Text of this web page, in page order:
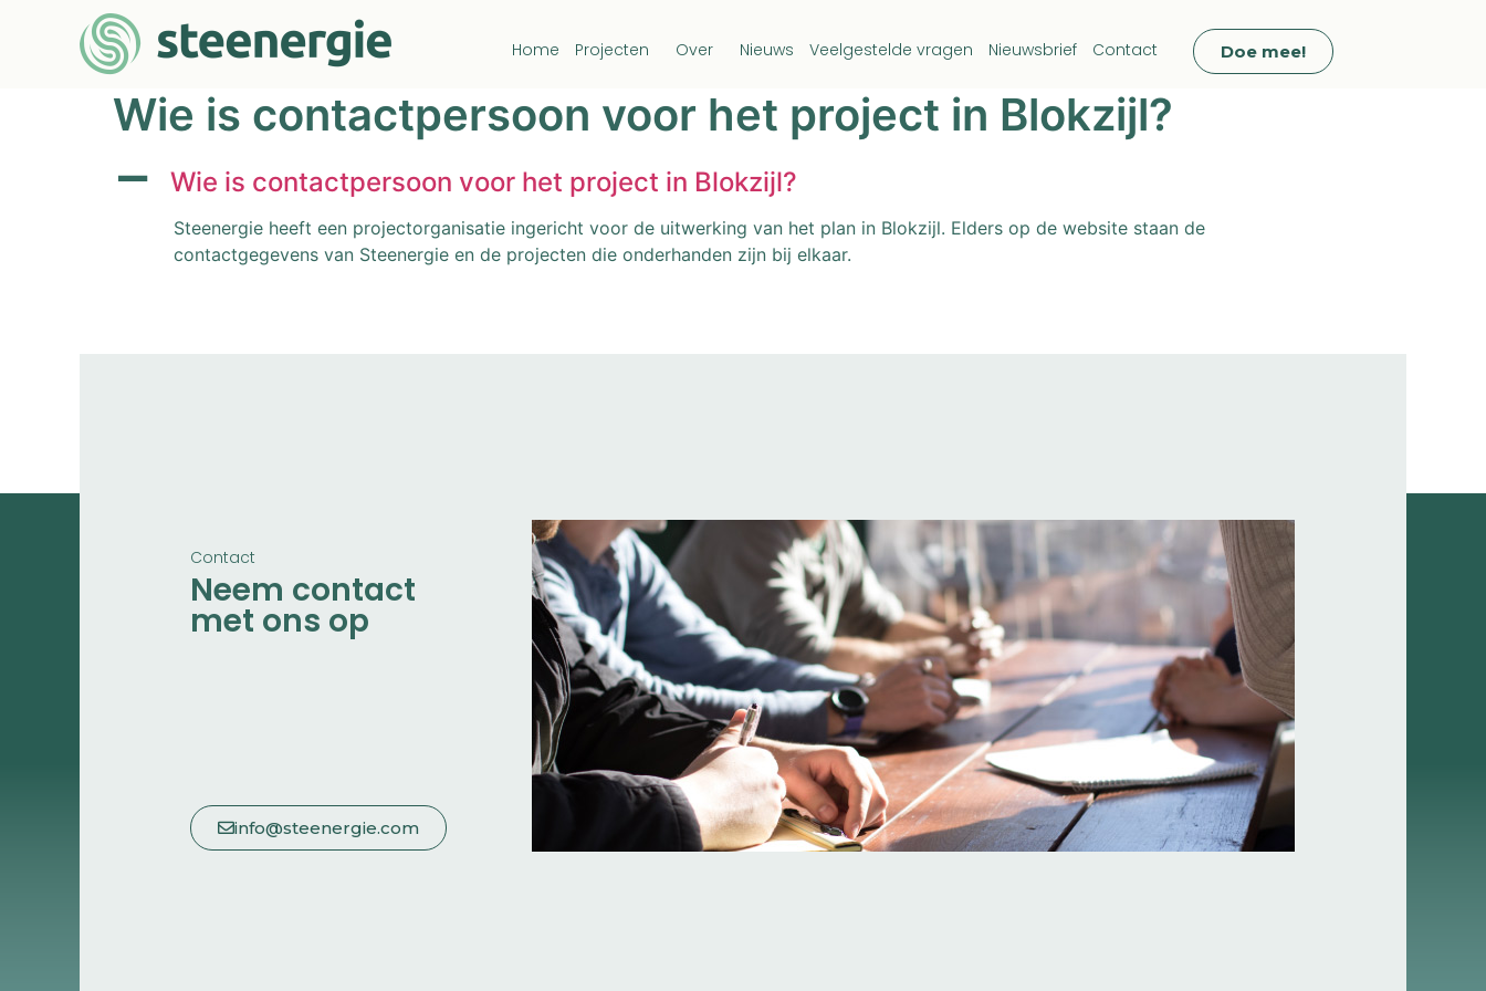
Home Projecten Over Nieuws Veelgestelde vragen Nieuwsbrief Contact Doe mee!
Wie is contactpersoon voor het project in Blokzijl?
A Wie is contactpersoon voor het project in Blokzijl?
Steenergie heeft een projectorganisatie ingericht voor de uitwerking van het plan in Blokzijl. Elders op de website staan de
contactgegevens van Steenergie en de projecten die onderhanden zijn bij elkaar.
Contact
Neem contact
met ons op
info@steenergie.com